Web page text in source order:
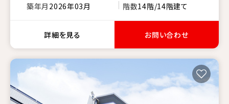
築年月 2026年03月 階数14階/14階建て
詳細を見る お問い合わせ